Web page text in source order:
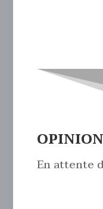
En attente